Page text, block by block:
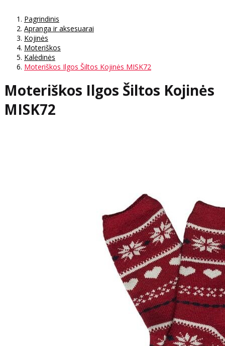
Pagrindinis
Apranga ir aksesuarai
Kojinės
Moteriškos
Kalėdinės
Moteriškos Ilgos Šiltos Kojinės MISK72
Moteriškos Ilgos Šiltos Kojinės
MISK72